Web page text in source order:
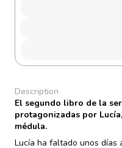
Description
El segundo libro de la
protagonizadas por
médula.
Lucía ha faltado unos días